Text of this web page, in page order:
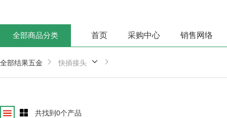
全部商品分类 首页 采购中心 销售网络
全部结果五金 快插接头
共找到0个产品